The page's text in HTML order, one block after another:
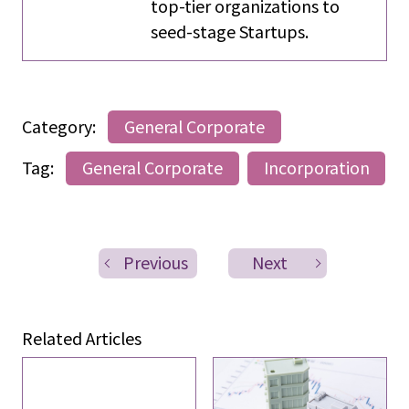
top-tier organizations to
seed-stage Startups.
Category:
General Corporate
Tag:
General Corporate Incorporation
Previous Next
Related Articles